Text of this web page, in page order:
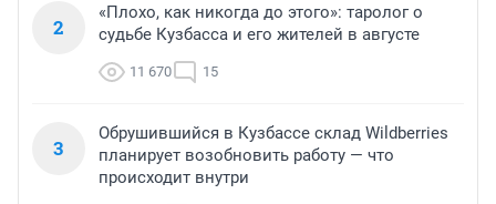
2
«Плохо, как никогда до этого»: таролог о
судьбе Кузбасса и его жителей в августе
11 670 15
3
Обрушившийся в Кузбассе склад Wildberries
планирует возобновить работу — что
происходит внутри